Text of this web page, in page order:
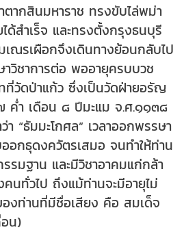
ตากสินมหาราช ทรงขับไล่พม่า
ด้สำเร็จ และทรงตั้งกรุงธนบุรี
เณรเผือกจึงเดินทางย้อนกลับไป
วิชาการต่อ พออายุครบบวช
ที่วัดป่าแก้ว ซึ่งเป็นวัดฝ่ายอรัญ
ค่ำ เดือน ๘ ปีมะแม จ.ศ.๑๑๓๘
“ธัมมะโกศล” เวลาออกพรรษา
อกธุดงควัตรเสมอ จนทำให้ท่าน
รมฐาน และมีวิชาอาคมแก่กล้า
นทั่วไป ถึงแม้ท่านจะมีอายุไม่
งท่านที่มีชื่อเสียง คือ สมเด็จ
น)